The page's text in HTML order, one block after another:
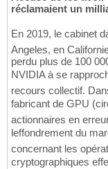
réclamaient un
En 2019, le cabinet
Angeles, en
perdu plus de 100
NVIDIA à se
recours collectif.
fabricant de GPU
actionnaires en
leffondrement du
concernant les
cryptographiques